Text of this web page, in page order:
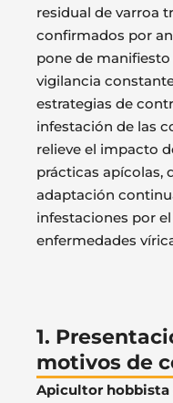
residual de varroa
confirmados por
pone de
vigilancia
estrategias de
infestación de las
relieve el impacto
prácticas apícolas,
adaptación
infestaciones por
enfermedades
1.
motivos de
Apicultor hobbista